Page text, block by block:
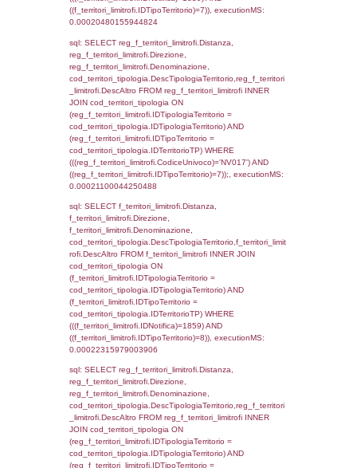
0.00023293495178223
sql: SELECT f_territori_limitrofi.Distanza,
f_territori_limitrofi.Direzione,
f_territori_limitrofi.Denominazione,
f_territori_limitrofi.DescAltro FROM
JOIN cod_territori_tipologia ON
(f_territori_limitrofi.IDTipologiaTerritorio =
cod_territori_tipologia.IDTipologiaTerritorio)
(f_territori_limitrofi.IDTipoTerritorio =
cod_territori_tipologia.IDTerritorioTP)
(((f_territori_limitrofi.IDNotifica)=1859) AND
((f_territori_limitrofi.IDTipoTerritorio)=3)),
0.0002748966217041
sql: SELECT
reg_f_territori_limitrofi.Direzione,
reg_f_territori_limitrofi.Denominazione,
reg_f_territori_limitrofi.DescAltro FROM
reg_f_territori_limitrofi INNER JOIN
ON
cod_territori_tipologia.IDTipologiaTerritorio)